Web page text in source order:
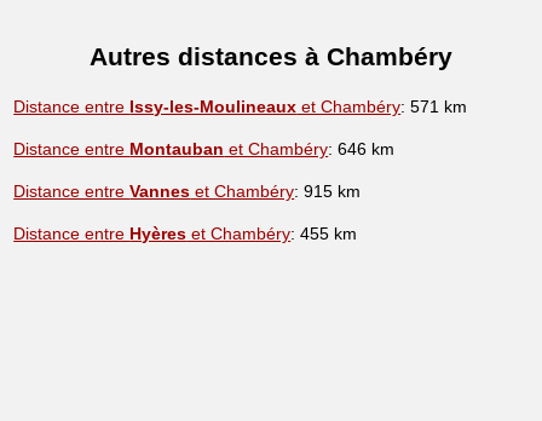
Autres distances à Chambéry
Distance entre Issy-les-Moulineaux et Chambéry: 571 km
Distance entre Montauban et Chambéry: 646 km
Distance entreVannes et Chambéry: 915 km
Distance entre Hyères et Chambéry: 455 km